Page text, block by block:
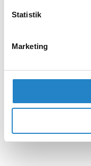
Statistik
Marketing